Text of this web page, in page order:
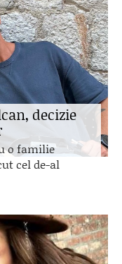
decizie
o familie
cel de-al